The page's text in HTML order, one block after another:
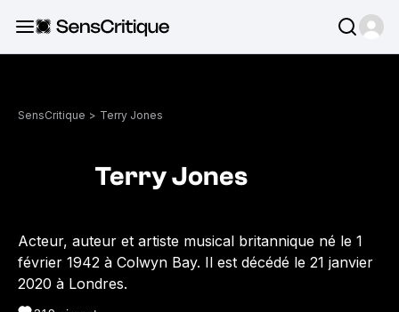
SensCritique > Terry Jones
Terry Jones
Acteur, auteur et artiste musical britannique né le 1
février 1942 à Colwyn Bay. Il est décédé le 21 janvier
2020 à Londres.